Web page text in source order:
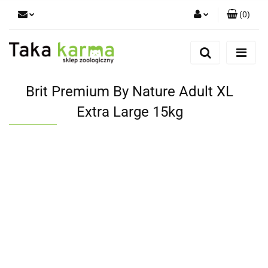
Zaloguj się
Zgody cookies
(0)
Brit Premium By Nature Adult XL
Extra Large 15kg